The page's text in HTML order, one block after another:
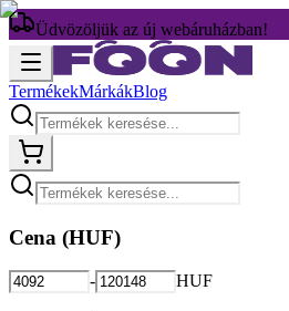
Üdvözöljük az új webáruházban!
TermékekMárkákBlog
Cena (HUF)
- HUF